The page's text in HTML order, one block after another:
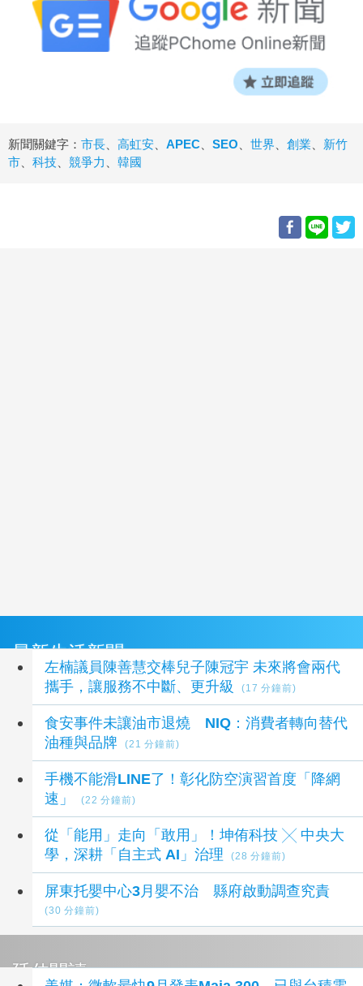
新聞關鍵字： 市長 高虹安 APEC SEO 世界 創業
新竹
市
科技 競爭力 韓國
最新生活新聞
左楠議員陳善慧交棒兒子陳冠宇 未來將會兩代
攜手，讓服務不中斷、更升級
(17 分鐘前)
食安事件未讓油市退燒 NIQ：消費者轉向替代
油種與品牌
(21 分鐘前)
手機不能滑LINE了！彰化防空演習首度「降網
速」
(22 分鐘前)
從「能用」走向「敢用」！坤侑科技 ╳ 中央大
學，深耕「自主式 AI」治理
(28 分鐘前)
屏東托嬰中心3月嬰不治 縣府啟動調查究責
(30 分鐘前)
延伸閱讀